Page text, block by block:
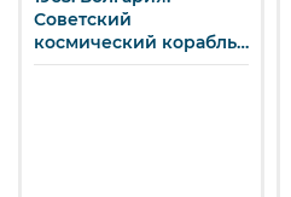
Советский
космический корабль
«Восход».